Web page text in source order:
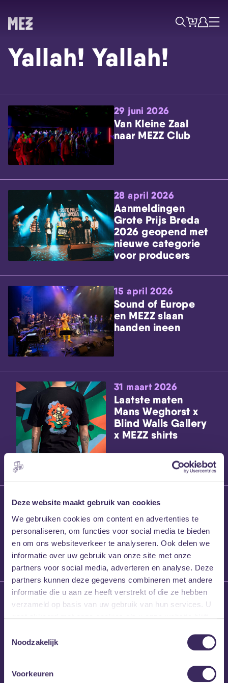
Deze website maakt gebruik van cookies
We gebruiken cookies om content en advertenties te
personaliseren, om functies voor social media te bieden
en om ons websiteverkeer te analyseren. Ook delen we
informatie over uw gebruik van onze site met onze
partners voor social media, adverteren en analyse. Deze
partners kunnen deze gegevens combineren met andere
informatie die u aan ze heeft verstrekt of die ze hebben
verzameld op basis van uw gebruik van hun services. U
Noodzakelijk
Voorkeuren
Skip navigatie
ZoekTicketsAccount
Menu
Yallah! Yallah!
29 juni 2026
Van Kleine Zaal
naar MEZZ Club
28 april 2026
Aanmeldingen
Grote Prijs Breda
2026 geopend met
nieuwe categorie
voor producers
15 april 2026
Sound of Europe
en MEZZ slaan
handen ineen
31 maart 2026
Laatste maten
Mans Weghorst x
Blind Walls Gallery
x MEZZ shirts
27 maart 2026
Willem’s Blog:
Frans Kalf
26 maart 2026
Willem’s Blog: High